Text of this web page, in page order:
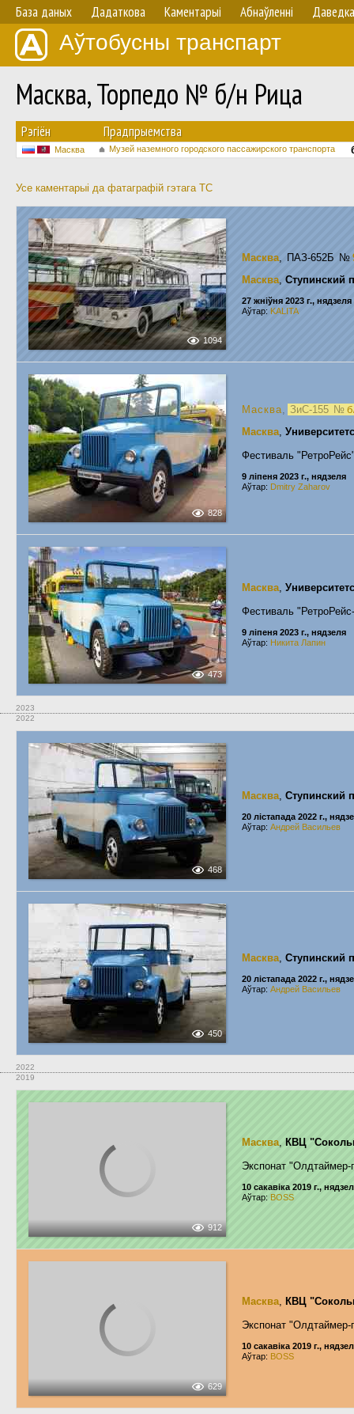
База даных Дадаткова Каментарыі Абнаўленнi Даведка
Аўтобусны транспарт
Масква, Торпедо № б/н Рица
Рэгіён Прадпрыемства
Масква Музей наземного городского пассажирского транспорта
Усе каментарыі да фатаграфій гэтага ТС
1094
Масква, ПАЗ-652Б №
Масква, Ступинский
27 жніўня 2023 г., нядзеля
Аўтар: KALITA
828
Масква, ЗиС-155 №
Масква,
Фестиваль
9 ліпеня 2023 г., нядзеля
Аўтар: Dmitry Zaharov
473
Масква,
Фестиваль
9 ліпеня 2023 г., нядзеля
Аўтар: Никита Лапин
2023
2022
468
Масква, Ступинский
20 лістапада 2022 г.,
Аўтар: Андрей Васильев
450
Масква, Ступинский
20 лістапада 2022 г.,
Аўтар: Андрей Васильев
2022
2019
912
Масква, КВЦ
Экспонат "Олдтаймер-
10 сакавіка 2019 г.,
Аўтар: BOSS
629
Масква, КВЦ
Экспонат
10 сакавіка 2019 г.,
Аўтар: BOSS